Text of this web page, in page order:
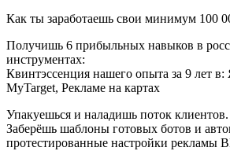
Как ты заработаешь свои минимум 100
Получишь 6 прибыльных навыков в
инструментах:
Квинтэссенция нашего опыта за 9 лет
MyTarget, Рекламе на картах
Упакуешься и наладишь поток клиентов.
Заберёшь шаблоны готовых ботов и
протестированные настройки рекламы